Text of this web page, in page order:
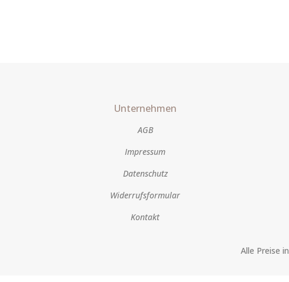
Unternehmen
AGB
Impressum
Datenschutz
Widerrufsformular
Kontakt
Alle Preise